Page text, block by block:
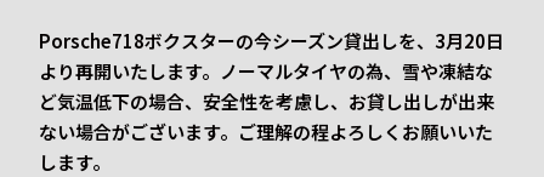
Porsche718ボクスターの今シーズン貸出しを、3月20日
より再開いたします。ノーマルタイヤの為、雪や凍結な
ど気温低下の場合、安全性を考慮し、お貸し出しが出来
ない場合がございます。ご理解の程よろしくお願いいた
します。